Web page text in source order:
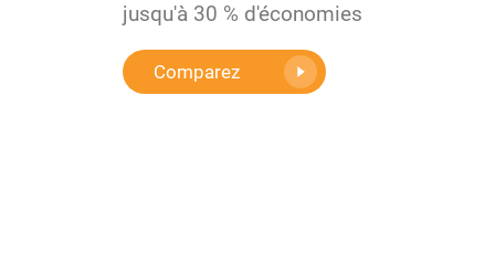
jusqu'à 30 % d'économies
Comparez